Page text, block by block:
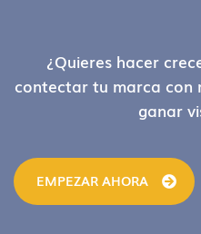
Footer¿Quieres hacer
contectar tu marca con
ganar
EMPEZAR AHORA